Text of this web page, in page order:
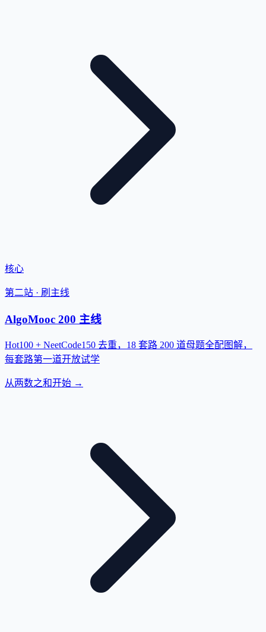
核心
第二站 · 刷主线
AlgoMooc 200 主线
Hot100 + NeetCode150 去重，18 套路 200 道母题全配图解，
每套路第一道开放试学
从两数之和开始 →